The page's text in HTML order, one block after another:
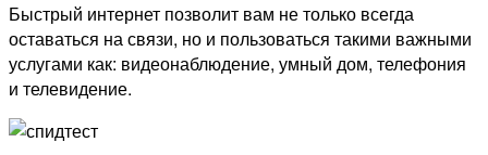
Быстрый интернет позволит вам не только всегда
оставаться на связи, но и пользоваться такими важными
услугами как: видеонаблюдение, умный дом, телефония
и телевидение.